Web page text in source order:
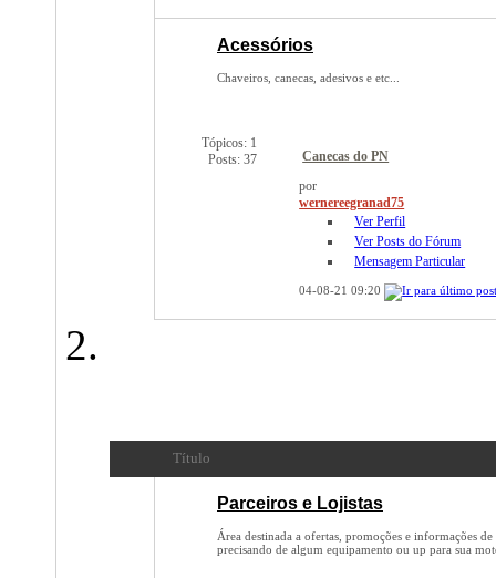
Acessórios
Chaveiros, canecas, adesivos e etc...
Tópicos: 1
Posts: 37
Canecas do PN
por
wernereegranad75
Ver Perfil
Ver Posts do Fórum
Mensagem Particular
04-08-2109:20
Título
Parceiros e Lojistas
Área destinada a ofertas, promoções e informações
precisando de algum equipamento ou up para sua